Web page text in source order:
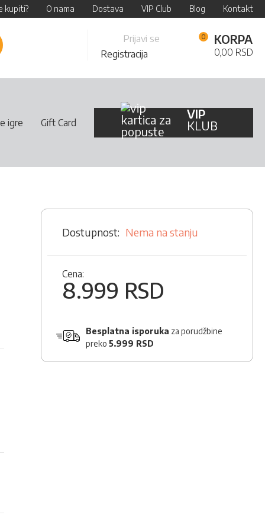
kupiti? O nama Dostava VIP Club Blog Kontakt
Content
Prijavi se
Registracija
KORPA
0,00 RSD
igre Gift Card
VIP
KLUB
Nema na stanju
Cena:
8.999 RSD
Besplatna isporuka za porudžbine
preko 5.999 RSD